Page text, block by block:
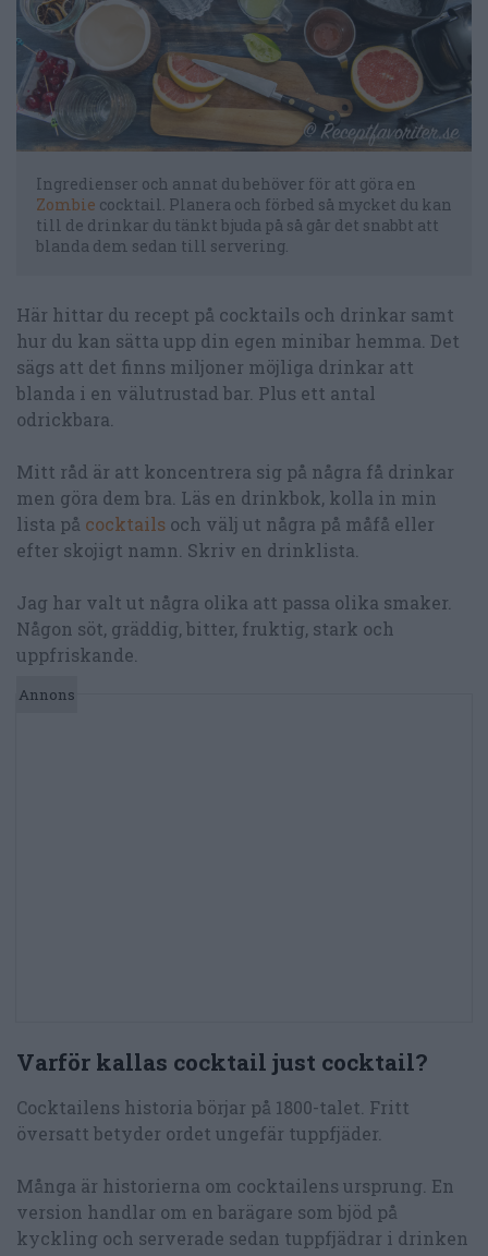
Ingredienser och annat du behöver för att göra en
Zombie cocktail. Planera och förbed så mycket du kan
till de drinkar du tänkt bjuda på så går det snabbt att
blanda dem sedan till servering.
Här hittar du recept på cocktails och drinkar samt
hur du kan sätta upp din egen minibar hemma. Det
sägs att det finns miljoner möjliga drinkar att
blanda i en välutrustad bar. Plus ett antal
odrickbara.
Mitt råd är att koncentrera sig på några få drinkar
men göra dem bra. Läs en drinkbok, kolla in min
lista på cocktails och välj ut några på måfå eller
efter skojigt namn. Skriv en drinklista.
Jag har valt ut några olika att passa olika smaker.
Någon söt, gräddig, bitter, fruktig, stark och
uppfriskande.
Varför kallas cocktail just cocktail?
Cocktailens historia börjar på 1800-talet. Fritt
översatt betyder ordet ungefär tuppfjäder.
Många är historierna om cocktailens ursprung. En
version handlar om en barägare som bjöd på
kyckling och serverade sedan tuppfjädrar i drinken